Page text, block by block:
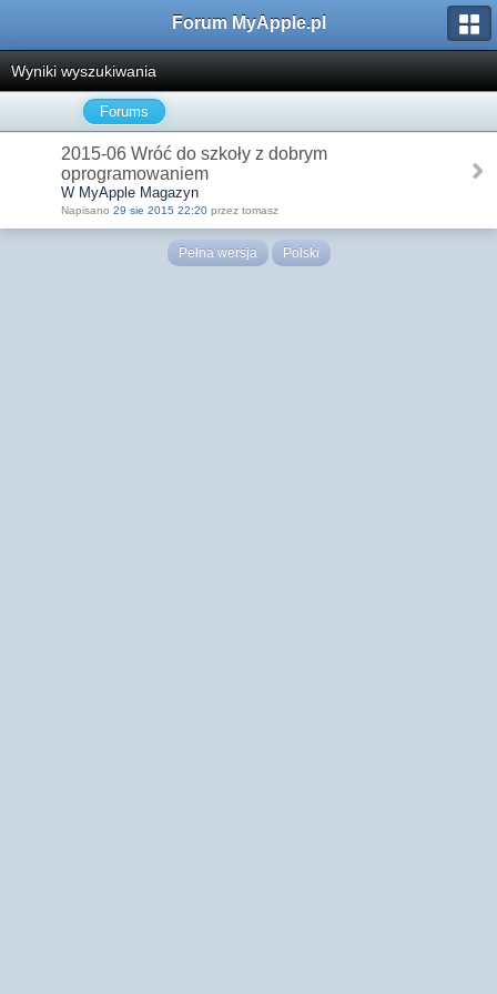
Forum MyApple.pl
Wyniki wyszukiwania
Forums
2015-06 Wróć do szkoły z dobrym
oprogramowaniem
W MyApple Magazyn
Napisano 29 sie 2015 22:20 przez tomasz
Pełna wersja Polski